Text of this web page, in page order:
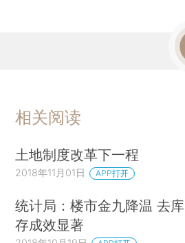
相关阅读
土地制度改革下一程
2018年11月01日 APP打开
统计局：楼市金九降温 去库
存成效显著